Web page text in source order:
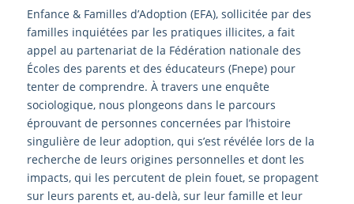
Enfance & Familles d’Adoption (EFA), sollicitée par des
familles inquiétées par les pratiques illicites, a fait
appel au partenariat de la Fédération nationale des
Écoles des parents et des éducateurs (Fnepe) pour
tenter de comprendre. À travers une enquête
sociologique, nous plongeons dans le parcours
éprouvant de personnes concernées par l’histoire
singulière de leur adoption, qui s’est révélée lors de la
recherche de leurs origines personnelles et dont les
impacts, qui les percutent de plein fouet, se propagent
sur leurs parents et, au-delà, sur leur famille et leur